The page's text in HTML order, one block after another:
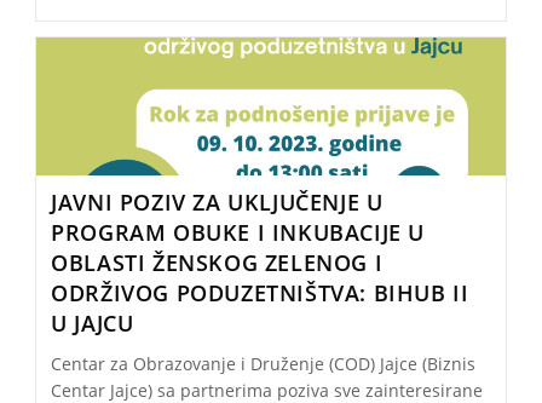
JAVNI POZIV ZA UKLJUČENJE U
PROGRAM OBUKE I INKUBACIJE U
OBLASTI ŽENSKOG ZELENOG I
ODRŽIVOG PODUZETNIŠTVA: BIHUB II
U JAJCU
Centar za Obrazovanje i Druženje (COD) Jajce (Biznis
Centar Jajce) sa partnerima poziva sve zainteresirane